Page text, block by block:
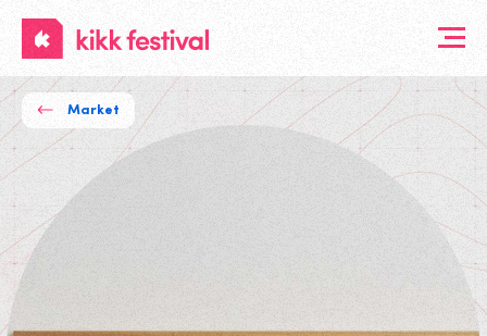
KIKK
Festival
Market